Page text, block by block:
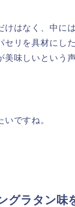
けはなく、中に
セリを具材にし
美味しいという
ですね。
グラタン味